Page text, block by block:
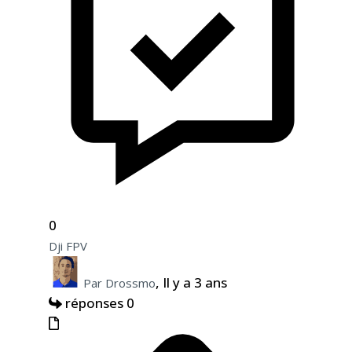
0
Dji FPV
Par Drossmo, Il y a 3 ans
réponses 0